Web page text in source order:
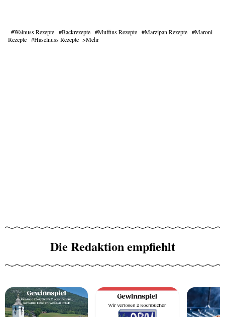
Walnuss Rezepte Backrezepte Muffins Rezepte Marzipan Rezepte
Maroni
Rezepte
Haselnuss Rezepte Mehr
Die Redaktion empfiehlt